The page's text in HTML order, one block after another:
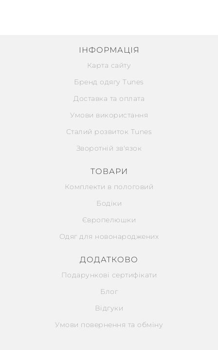
ІНФОРМАЦІЯ
Карта сайту
Бренд одягу Tunes
Доставка та оплата
Умови використання
Сталий розвиток Tunes
Зворотній зв'язок
ТОВАРИ
Комплекти в пологовий
Бодіки
Європелюшки
Одяг для новонароджених
ДОДАТКОВО
Подарункові сертифікати
Блог
Відгуки
Умови повернення та обміну